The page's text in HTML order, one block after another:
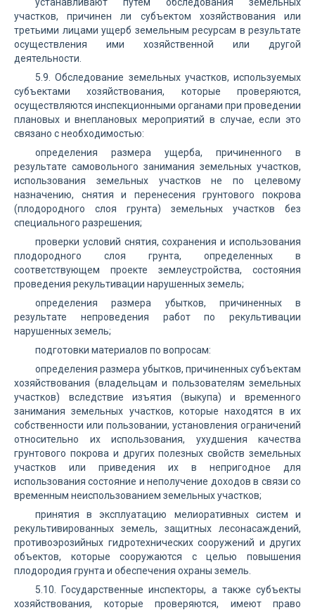
участков, причинен ли субъектом хозяйствования или
третьими лицами ущерб земельным ресурсам в результате
осуществления ими хозяйственной или другой
деятельности.
5.9. Обследование земельных участков, используемых
субъектами хозяйствования, которые проверяются,
осуществляются инспекционными органами при проведении
плановых и внеплановых мероприятий в случае, если это
связано с необходимостью:
определения размера ущерба, причиненного в
результате самовольного занимания земельных участков,
использования земельных участков не по целевому
назначению, снятия и перенесения грунтового покрова
(плодородного слоя грунта) земельных участков без
специального разрешения;
проверки условий снятия, сохранения и использования
плодородного слоя грунта, определенных в
соответствующем проекте землеустройства, состояния
проведения рекультивации нарушенных земель;
определения размера убытков, причиненных в
результате непроведения работ по рекультивации
нарушенных земель;
подготовки материалов по вопросам:
определения размера убытков, причиненных субъектам
хозяйствования (владельцам и пользователям земельных
участков) вследствие изъятия (выкупа) и временного
занимания земельных участков, которые находятся в их
собственности или пользовании, установления ограничений
относительно их использования, ухудшения качества
грунтового покрова и других полезных свойств земельных
участков или приведения их в непригодное для
использования состояние и неполучение доходов в связи со
временным неиспользованием земельных участков;
принятия в эксплуатацию мелиоративных систем и
рекультивированных земель, защитных лесонасаждений,
противоэрозийных гидротехнических сооружений и других
объектов, которые сооружаются с целью повышения
плодородия грунта и обеспечения охраны земель.
5.10. Государственные инспекторы, а также субъекты
хозяйствования, которые проверяются, имеют право